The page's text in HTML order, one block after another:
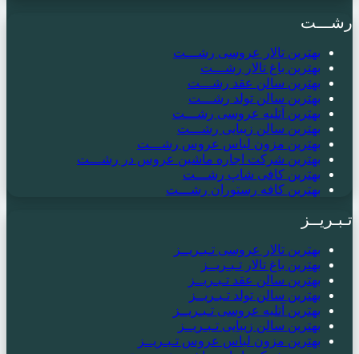
رشـــت
بهترین تالار عروسی رشـــت
بهترین باغ تالار رشـــت
بهترین سالن عقد رشـــت
بهترین سالن تولد رشـــت
بهترین آتلیه عروسی رشـــت
بهترین سالن زیبایی رشـــت
بهترین مزون لباس عروس رشـــت
بهترین شرکت اجاره ماشین عروس در رشـــت
بهترین کافی شاپ رشـــت
بهترین کافه رستوران رشـــت
تـبـریــز
بهترین تالار عروسی تـبـریــز
بهترین باغ تالار تـبـریــز
بهترین سالن عقد تـبـریــز
بهترین سالن تولد تـبـریــز
بهترین آتلیه عروسی تـبـریــز
بهترین سالن زیبایی تـبـریــز
بهترین مزون لباس عروس تـبـریــز